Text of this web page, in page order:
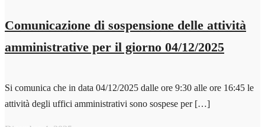
Comunicazione di sospensione delle attività
amministrative per il giorno 04/12/2025
Si comunica che in data 04/12/2025 dalle ore 9:30 alle ore 16:45 le
attività degli uffici amministrativi sono sospese per […]